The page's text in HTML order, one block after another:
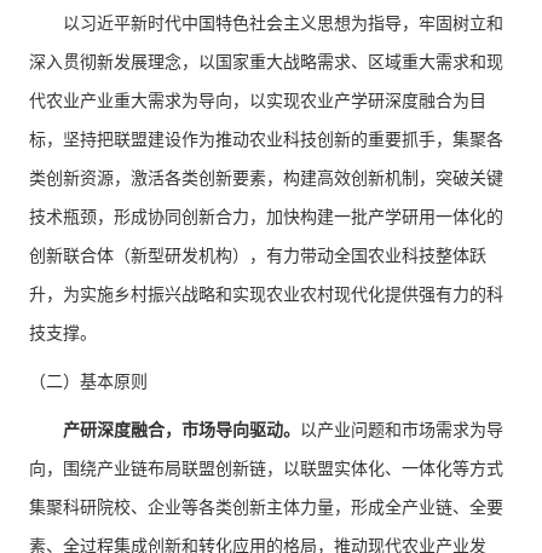
以习近平新时代中国特色社会主义思想为指导，牢固树立和
深入贯彻新发展理念，以国家重大战略需求、区域重大需求和现
代农业产业重大需求为导向，以实现农业产学研深度融合为目
标，坚持把联盟建设作为推动农业科技创新的重要抓手，集聚各
类创新资源，激活各类创新要素，构建高效创新机制，突破关键
技术瓶颈，形成协同创新合力，加快构建一批产学研用一体化的
创新联合体（新型研发机构），有力带动全国农业科技整体跃
升，为实施乡村振兴战略和实现农业农村现代化提供强有力的科
技支撑。
（二）基本原则
产研深度融合，市场导向驱动。 以产业问题和市场需求为导
向，围绕产业链布局联盟创新链，以联盟实体化、一体化等方式
集聚科研院校、企业等各类创新主体力量，形成全产业链、全要
素、全过程集成创新和转化应用的格局，推动现代农业产业发